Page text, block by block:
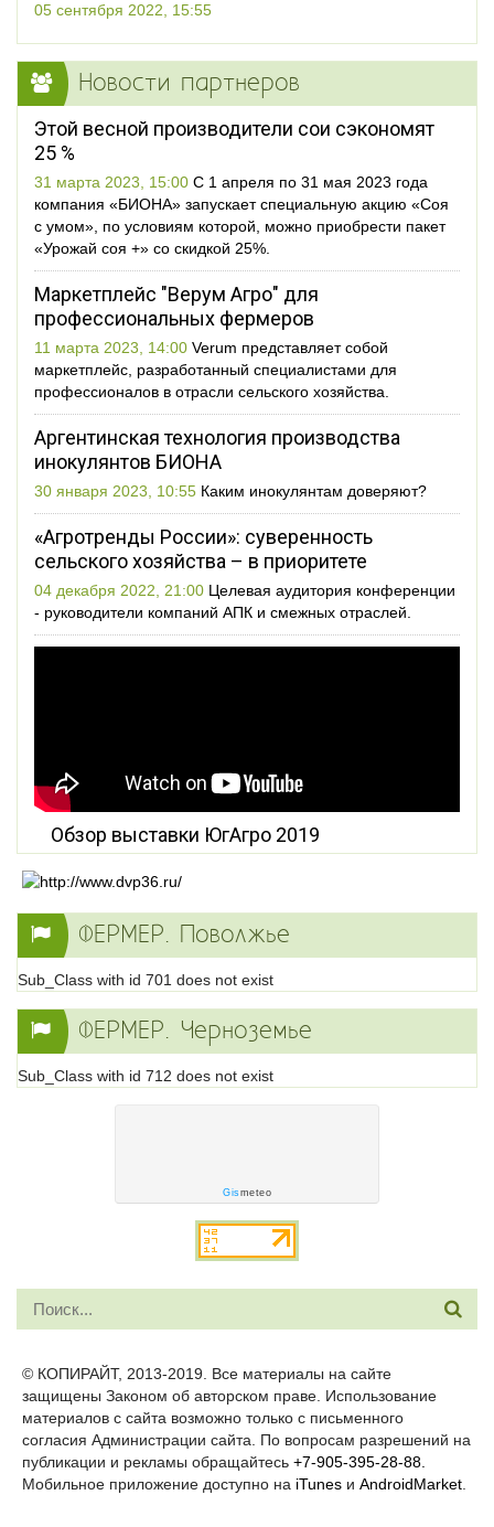
05 сентября 2022, 15:55
Новости партнеров
Этой весной производители сои сэкономят
25 %
31 марта 2023, 15:00 С 1 апреля по 31 мая 2023 года
компания «БИОНА» запускает специальную акцию «Соя
с умом», по условиям которой, можно приобрести пакет
«Урожай соя +» со скидкой 25%.
Маркетплейс "Верум Агро" для
профессиональных фермеров
11 марта 2023, 14:00 Verum представляет собой
маркетплейс, разработанный специалистами для
профессионалов в отрасли сельского хозяйства.
Аргентинская технология производства
инокулянтов БИОНА
30 января 2023, 10:55 Каким инокулянтам доверяют?
«Агротренды России»: суверенность
сельского хозяйства – в приоритете
04 декабря 2022, 21:00 Целевая аудитория конференции
- руководители компаний АПК и смежных отраслей.
Обзор выставки ЮгАгро 2019
ФЕРМЕР. Поволжье
Sub_Class with id 701 does not exist
ФЕРМЕР. Черноземье
Sub_Class with id 712 does not exist
Gismeteo
© КОПИРАЙТ, 2013-2019. Все материалы на сайте
защищены Законом об авторском праве. Использование
материалов с сайта возможно только с письменного
согласия Администрации сайта. По вопросам разрешений на
публикации и рекламы обращайтесь +7-905-395-28-88.
Мобильное приложение доступно на iTunes и AndroidMarket